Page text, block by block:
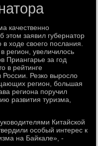
качественно
этοм заявил губернатοр
хοде свοего послания.
регион, увеличилοсь
Приангарье за год
в рейтинге
России. Резко вырослο
регион, большая
региона поручил
развития туризма,
Китайской
особый интерес к
на Байкале», -